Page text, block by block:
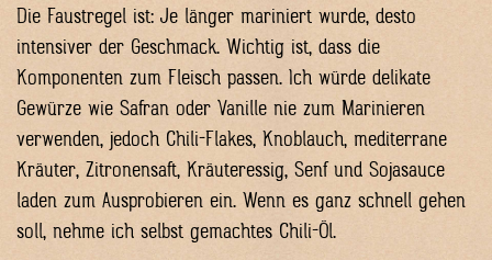
Die Faustregel ist: Je länger mariniert wurde, desto
intensiver der Geschmack. Wichtig ist, dass die
Komponenten zum Fleisch passen. Ich würde delikate
Gewürze wie Safran oder Vanille nie zum Marinieren
verwenden, jedoch Chili-Flakes, Knoblauch, mediterrane
Kräuter, Zitronensaft, Kräuteressig, Senf und Sojasauce
laden zum Ausprobieren ein. Wenn es ganz schnell gehen
soll, nehme ich selbst gemachtes Chili-Öl.